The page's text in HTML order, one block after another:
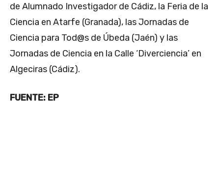
de Alumnado Investigador de Cádiz, la Feria de la
Ciencia en Atarfe (Granada), las Jornadas de
Ciencia para Tod@s de Úbeda (Jaén) y las
Jornadas de Ciencia en la Calle ‘Diverciencia’ en
Algeciras (Cádiz).
FUENTE: EP